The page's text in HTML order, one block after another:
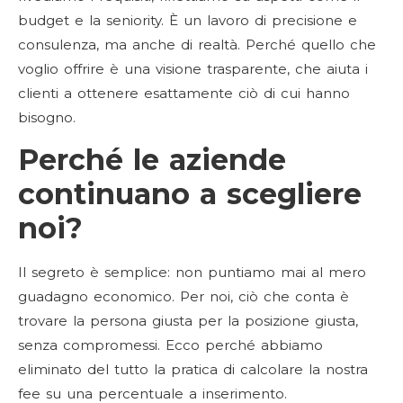
budget e la seniority. È un lavoro di precisione e
consulenza, ma anche di realtà. Perché quello che
voglio offrire è una visione trasparente, che aiuta i
clienti a ottenere esattamente ciò di cui hanno
bisogno.
Perché le aziende
continuano a scegliere
noi?
Il segreto è semplice: non puntiamo mai al mero
guadagno economico. Per noi, ciò che conta è
trovare la persona giusta per la posizione giusta,
senza compromessi. Ecco perché abbiamo
eliminato del tutto la pratica di calcolare la nostra
fee su una percentuale a inserimento.